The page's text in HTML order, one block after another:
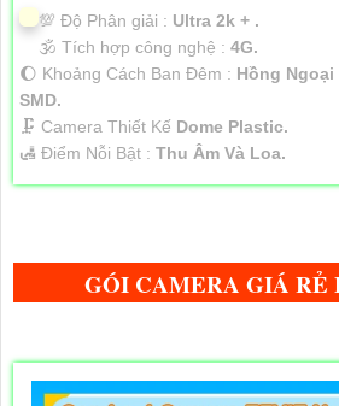
💯 Độ Phân giải : Ultra 2k + .
🕉️ Tích hợp công nghệ : 4G.
🌔 Khoảng Cách Ban Đêm : Hồng Ngoại
SMD.
🗜️ Camera Thiết Kế Dome Plastic.
️🛃 Điểm Nỗi Bật : Thu Âm Và Loa.
GÓI CAMERA GIÁ RẺ